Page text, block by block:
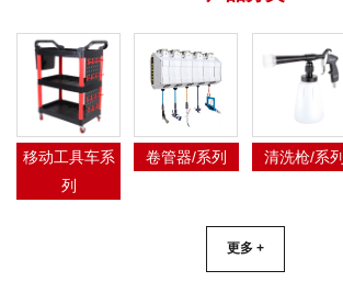
移动工具车系
列
卷管器/系列 清洗枪/系列
更多 +